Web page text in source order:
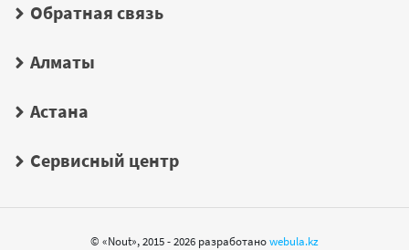
Обратная связь
Алматы
Астана
Сервисный центр
© «Nout», 2015 - 2026 разработаноwebula.kz